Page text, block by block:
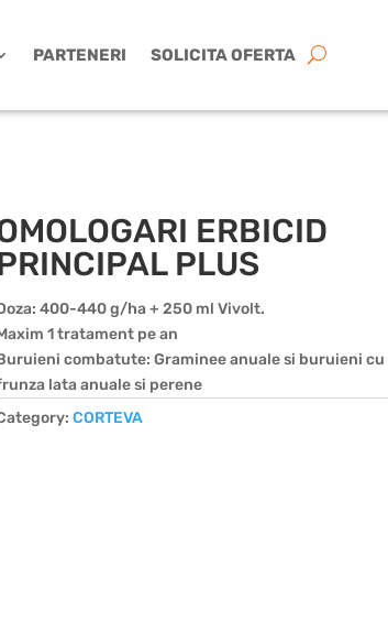
PARTENERI SOLICITA OFERTA
ERBICID
PLUS
400-440 g/ha + 250 ml Vivolt.
1 tratament pe an
combatute: Graminee anuale si buruieni cu
lata anuale si perene
CORTEVA